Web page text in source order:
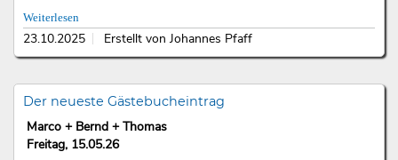
Weiterlesen
23.10.2025 Erstellt von Johannes Pfaff
Der neueste Gästebucheintrag
Marco + Bernd + Thomas
Freitag, 15.05.26